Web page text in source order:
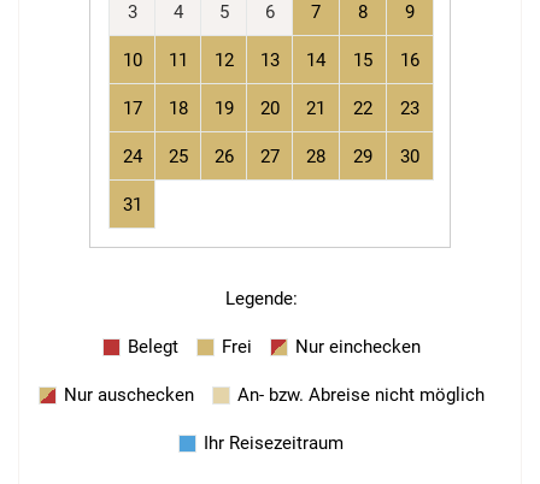
3 4 5 6 7 8 9
10 11 12 13 14 15 16
17 18 19 20 21 22 23
24 25 26 27 28 29 30
31
Legende:
Belegt Frei Nur einchecken
Nur auschecken An- bzw. Abreise nicht möglich
Ihr Reisezeitraum